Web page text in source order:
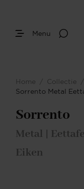
Menu
Home / Collectie /
Sorrento Metal
Sorrento
Metal |
Eiken
Je bent gestart
van de gewenste